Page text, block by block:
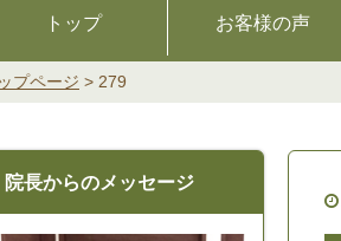
トップ お客様の声
プページ > 279
院長からのメッセージ